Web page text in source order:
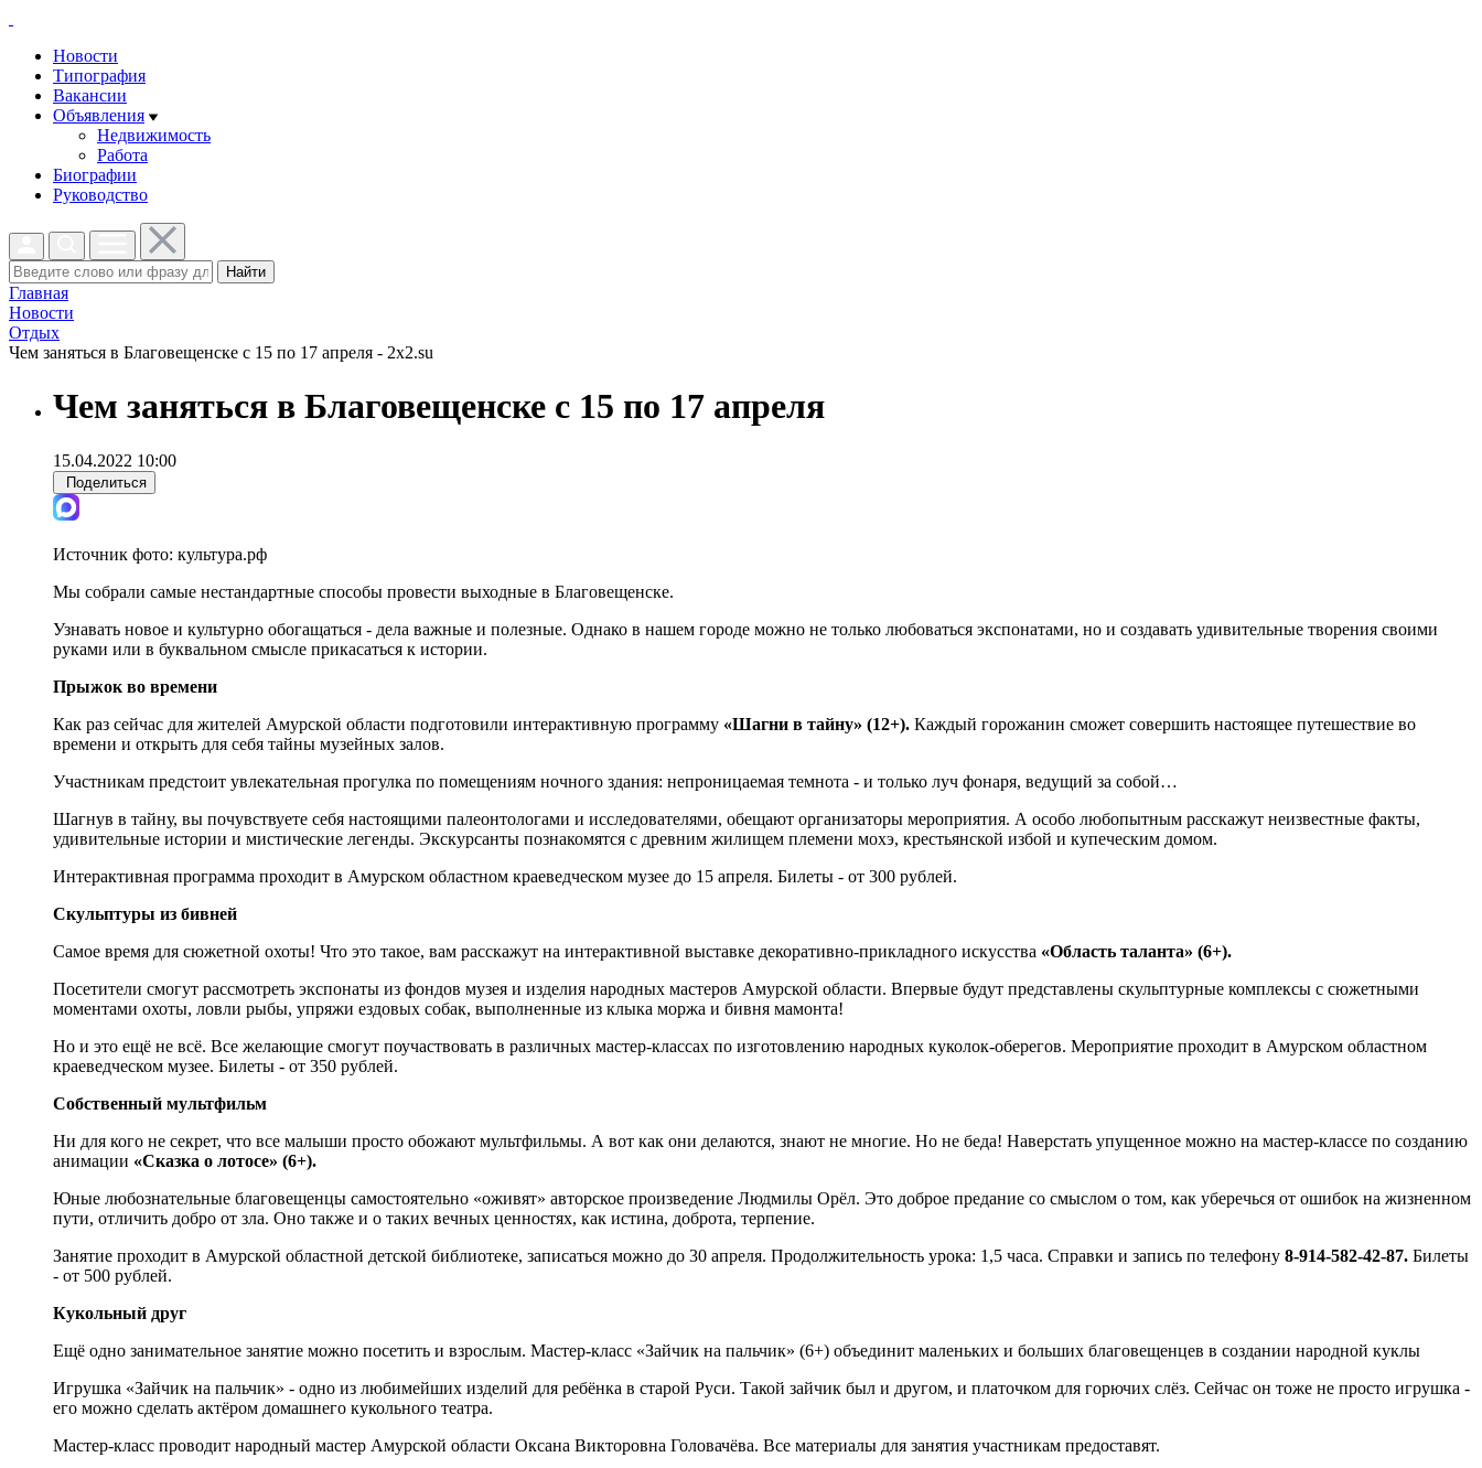
Новости
Типография
Вакансии
Объявления
Недвижимость
Работа
Биографии
Руководство
Найти
Главная
Новости
Отдых
Чем заняться в Благовещенске с 15 по 17 апреля - 2x2.su
Чем заняться в Благовещенске с 15 по 17 апреля
15.04.2022 10:00
Поделиться
Источник фото: культура.рф
Мы собрали самые нестандартные способы провести выходные в Благовещенске.
Узнавать новое и культурно обогащаться - дела важные и полезные. Однако в нашем городе можно не только любоваться экспонатами, но и создавать удивительные творения своими
руками или в буквальном смысле прикасаться к истории.
Прыжок во времени
Как раз сейчас для жителей Амурской области подготовили интерактивную программу «Шагни в тайну» (12+). Каждый горожанин сможет совершить настоящее путешествие во
времени и открыть для себя тайны музейных залов.
Участникам предстоит увлекательная прогулка по помещениям ночного здания: непроницаемая темнота - и только луч фонаря, ведущий за собой…
Шагнув в тайну, вы почувствуете себя настоящими палеонтологами и исследователями, обещают организаторы мероприятия. А особо любопытным расскажут неизвестные факты,
удивительные истории и мистические легенды. Экскурсанты познакомятся с древним жилищем племени мохэ, крестьянской избой и купеческим домом.
Интерактивная программа проходит в Амурском областном краеведческом музее до 15 апреля. Билеты - от 300 рублей.
Скульптуры из бивней
Самое время для сюжетной охоты! Что это такое, вам расскажут на интерактивной выставке декоративно-прикладного искусства «Область таланта» (6+).
Посетители смогут рассмотреть экспонаты из фондов музея и изделия народных мастеров Амурской области. Впервые будут представлены скульптурные комплексы с сюжетными
моментами охоты, ловли рыбы, упряжи ездовых собак, выполненные из клыка моржа и бивня мамонта!
Но и это ещё не всё. Все желающие смогут поучаствовать в различных мастер-классах по изготовлению народных куколок-оберегов. Мероприятие проходит в Амурском областном
краеведческом музее. Билеты - от 350 рублей.
Собственный мультфильм
Ни для кого не секрет, что все малыши просто обожают мультфильмы. А вот как они делаются, знают не многие. Но не беда! Наверстать упущенное можно на мастер-классе по созданию
анимации «Сказка о лотосе» (6+).
Юные любознательные благовещенцы самостоятельно «оживят» авторское произведение Людмилы Орёл. Это доброе предание со смыслом о том, как уберечься от ошибок на жизненном
пути, отличить добро от зла. Оно также и о таких вечных ценностях, как истина, доброта, терпение.
Занятие проходит в Амурской областной детской библиотеке, записаться можно до 30 апреля. Продолжительность урока: 1,5 часа. Справки и запись по телефону 8-914-582-42-87. Билеты
- от 500 рублей.
Кукольный друг
Ещё одно занимательное занятие можно посетить и взрослым. Мастер-класс «Зайчик на пальчик» (6+) объединит маленьких и больших благовещенцев в создании народной куклы
Игрушка «Зайчик на пальчик» - одно из любимейших изделий для ребёнка в старой Руси. Такой зайчик был и другом, и платочком для горючих слёз. Сейчас он тоже не просто игрушка -
его можно сделать актёром домашнего кукольного театра.
Мастер-класс проводит народный мастер Амурской области Оксана Викторовна Головачёва. Все материалы для занятия участникам предоставят.